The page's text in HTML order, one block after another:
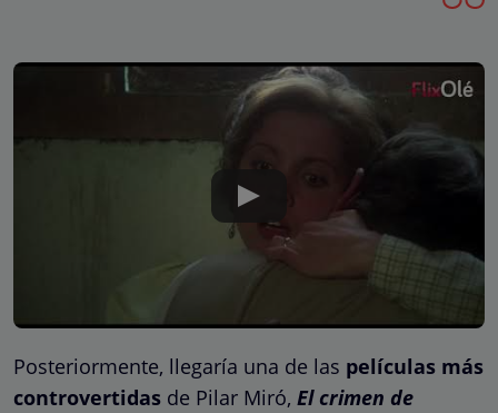
Posteriormente, llegaría una de las películas más
controvertidas de Pilar Miró, El crimen de